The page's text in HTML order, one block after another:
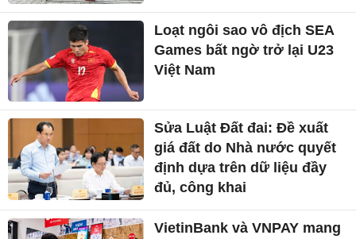
Loạt ngôi sao vô địch SEA
Games bất ngờ trở lại U23
Việt Nam
Sửa Luật Đất đai: Đề xuất
giá đất do Nhà nước quyết
định dựa trên dữ liệu đầy
đủ, công khai
VietinBank và VNPAY mang